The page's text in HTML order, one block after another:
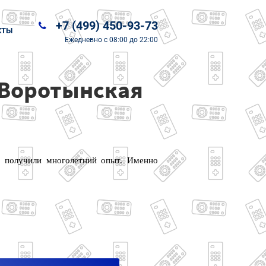
+7 (499) 450-93-73
Ежедневно с 08:00 до 22:00
получили многолетний опыт. Именно